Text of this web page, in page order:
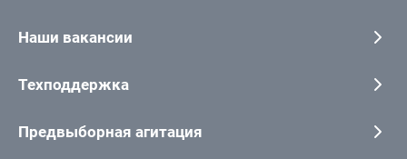
Наши вакансии
Техподдержка
Предвыборная агитация